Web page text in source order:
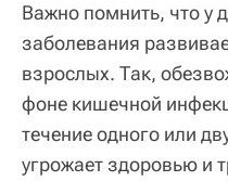
Важно помнить, что у
заболевания
взрослых. Так,
фоне кишечной
течение одного или
угрожает здоровью и